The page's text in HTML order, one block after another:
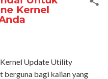
Kernel
Update Utility
berguna bagi kalian yang